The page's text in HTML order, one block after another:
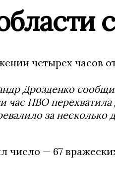
четырех часов
Дрозденко
час ПВО перехватила
за несколько
число — 67